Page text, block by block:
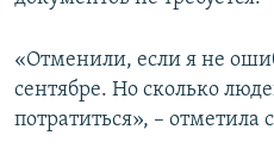
«Отменили, если я не
сентябре. Но сколько
потратиться», –